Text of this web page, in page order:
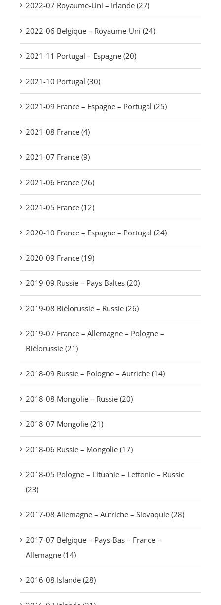
2022-07 Royaume-Uni – Irlande (27)
2022-06 Belgique – Royaume-Uni (24)
2021-11 Portugal – Espagne (20)
2021-10 Portugal (30)
2021-09 France – Espagne – Portugal (25)
2021-08 France (4)
2021-07 France (9)
2021-06 France (26)
2021-05 France (12)
2020-10 France – Espagne – Portugal (24)
2020-09 France (19)
2019-09 Russie – Pays Baltes (20)
2019-08 Biélorussie – Russie (26)
2019-07 France – Allemagne – Pologne –
Biélorussie (21)
2018-09 Russie – Pologne – Autriche (14)
2018-08 Mongolie – Russie (20)
2018-07 Mongolie (21)
2018-06 Russie – Mongolie (17)
2018-05 Pologne – Lituanie – Lettonie – Russie
(23)
2017-08 Allemagne – Autriche – Slovaquie (28)
2017-07 Belgique – Pays-Bas – France –
Allemagne (14)
2016-08 Islande (28)